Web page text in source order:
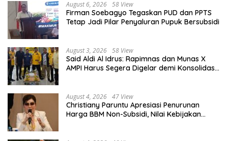
August 6, 2026 58 View
Firman Soebagyo Tegaskan PUD dan PPTS
Tetap Jadi Pilar Penyaluran Pupuk Bersubsidi
August 3, 2026 58 View
Said Aldi Al Idrus: Rapimnas dan Munas X
AMPI Harus Segera Digelar demi Konsolidasi
August 4, 2026 47 View
Christiany Paruntu Apresiasi Penurunan
Harga BBM Non-Subsidi, Nilai Kebijakan